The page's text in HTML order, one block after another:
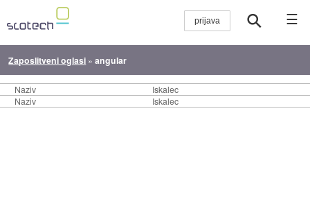
☰
Zaposlitveni oglasi »angular
Naziv
Iskalec
Naziv
Iskalec